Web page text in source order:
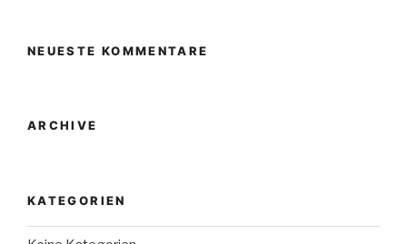
NEUESTE KOMMENTARE
ARCHIVE
KATEGORIEN